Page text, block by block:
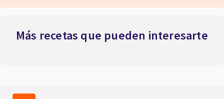
Más recetas que pueden interesarte